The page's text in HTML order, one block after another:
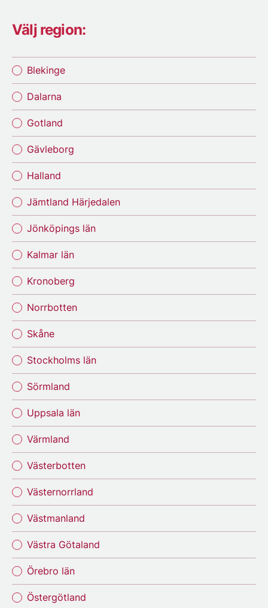
Välj region:
Blekinge
Dalarna
Gotland
Gävleborg
Halland
Jämtland Härjedalen
Jönköpings län
Kalmar län
Kronoberg
Norrbotten
Skåne
Stockholms län
Sörmland
Uppsala län
Värmland
Västerbotten
Västernorrland
Västmanland
Västra Götaland
Örebro län
Östergötland